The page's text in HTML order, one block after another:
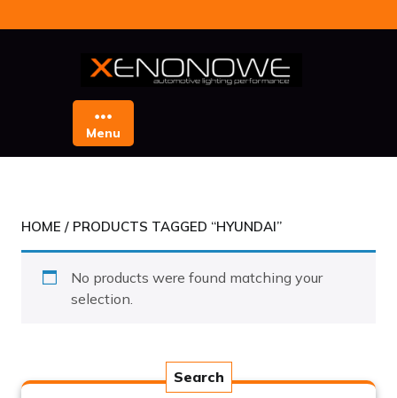
to
Menu
HOME / PRODUCTS TAGGED “HYUNDAI”
No products were found matching your
selection.
Search